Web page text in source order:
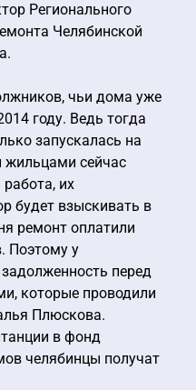
Регионального
Челябинской
чьи дома уже
году. Ведь тогда
запускалась на
сейчас
работа, их
будет взыскивать в
ремонт оплатили
Поэтому у
задолженность перед
которые проводили
Плюскова.
в фонд
челябинцы получат